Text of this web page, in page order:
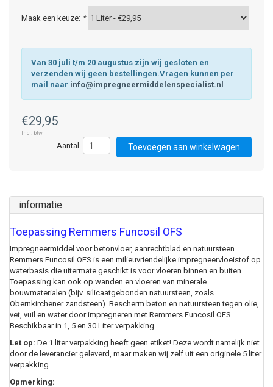
Maak een keuze: *
Van 30 juli t/m 20 augustus zijn wij gesloten en
verzenden wij geen bestellingen.Vragen kunnen per
mail naar info@impregneermiddelenspecialist.nl
€29,95
Incl. btw
Toevoegen aan winkelwagen
informatie
Toepassing Remmers Funcosil OFS
Impregneermiddel voor betonvloer, aanrechtblad en natuursteen.
Remmers Funcosil OFS is een milieuvriendelijke impregneervloeistof op
waterbasis die uitermate geschikt is voor vloeren binnen en buiten.
Toepassing kan ook op wanden en vloeren van minerale
bouwmaterialen (bijv. silicaatgebonden natuursteen, zoals
Obernkirchener zandsteen). Bescherm beton en natuursteen tegen olie,
vet, vuil en water door impregneren met Remmers Funcosil OFS.
Beschikbaar in 1, 5 en 30 Liter verpakking.
Let op: De 1 liter verpakking heeft geen etiket! Deze wordt namelijk niet
door de leverancier geleverd, maar maken wij zelf uit een originele 5 liter
verpakking.
Opmerking: